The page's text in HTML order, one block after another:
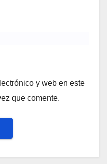
y web en este
que comente.